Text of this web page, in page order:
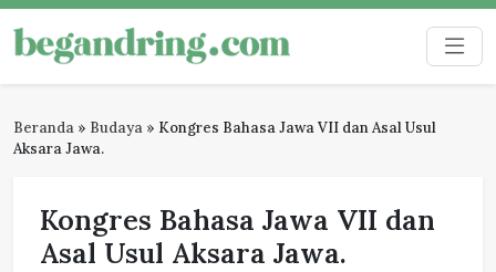
Skip
to
content
Begandring
Menjaga ingatan untuk masa depan
Beranda » Budaya » Kongres Bahasa Jawa VII dan Asal Usul
Aksara Jawa.
Kongres Bahasa Jawa VII dan
Asal Usul Aksara Jawa.